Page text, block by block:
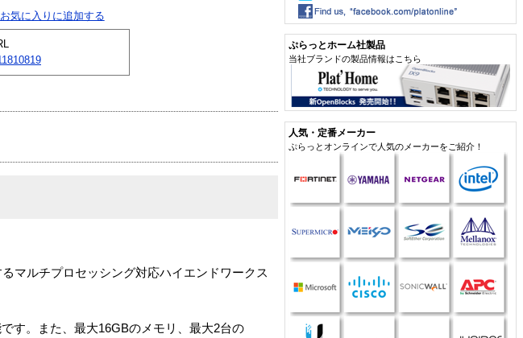
お気に入りに追加する
マルチプロセッシング対応ハイエンドワークス
す。また、最大16GBのメモリ、最大2台の
ぷらっとホーム社製品
当社ブランドの製品情報はこちら
人気・定番メーカー
ぷらっとオンラインで人気のメーカーをご紹介！